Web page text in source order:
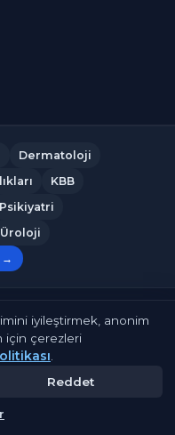
Dermatoloji
KBB
Psikiyatri
Üroloji
→
Tüm hakları saklıdır.
Çerez Politikası
İletişim
iyileştirmek, anonim
için çerezleri
Reddet